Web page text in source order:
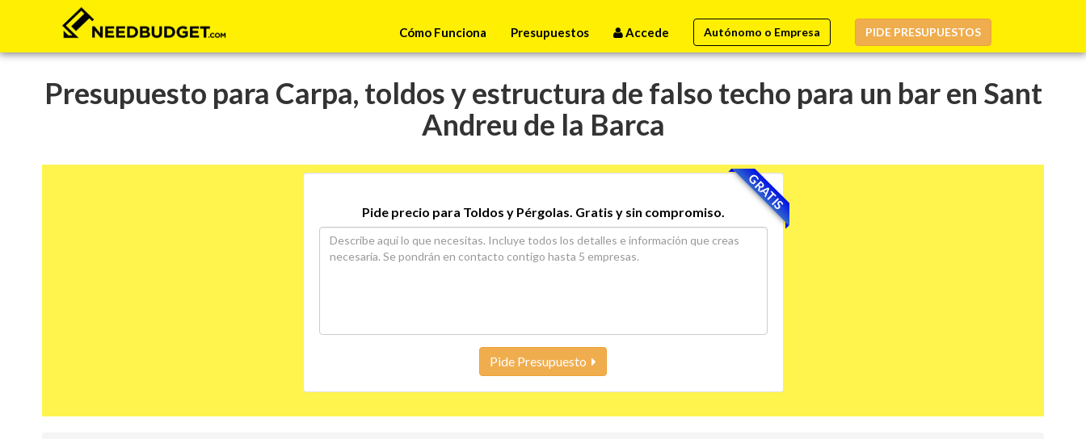
Cómo Funciona Presupuestos Accede Autónomo o Empresa PIDE PRESUPUESTOS
Presupuesto para Carpa, toldos y estructura de falso techo para un bar en Sant
Andreu de la Barca
GRATIS
Pide precio para Toldos y Pérgolas. Gratis y sin compromiso.
Pide Presupuesto